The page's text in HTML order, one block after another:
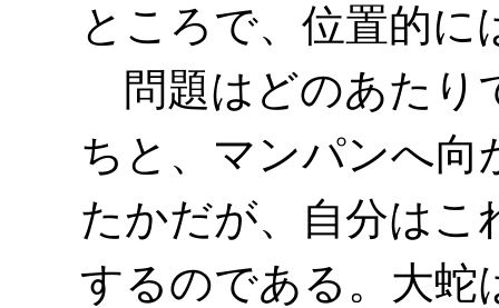
ところで、位置的
問題はどのあたり
ちと、マンパンへ
たかだが、自分はこ
するのである。大蛇